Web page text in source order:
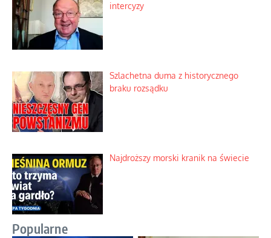
intercyzy
Szlachetna duma z historycznego
braku rozsądku
Najdroższy morski kranik na świecie
Popularne